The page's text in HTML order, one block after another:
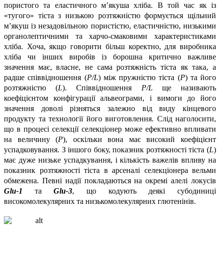
пористого та еластичного м’якуша хліба. В той час як із
«тугого» тіста з низькою розтяжністю формується щільний
м’якуш із незадовільною пористістю, еластичністю, низькими
органолептичними та харчо-смаковими характеристиками
хліба. Хоча, якщо говорити більш коректно, для виробника
хліба чи інших виробів із борошна критично важливе
значення має, власне, не сама розтяжність тіста як така, а
радше співвідношення (P/L) між пружністю тіста (Р) та його
розтяжністю (L). Співвідношення P/L ще називають
коефіцієнтом конфігурації альвеограми, і вимоги до його
значення доволі різняться залежно від виду кінцевого
продукту та технології його виготовлення. Слід наголосити,
що в процесі селекції селекціонер може ефективно впливати
на величину (Р), оскільки вона має високий коефіцієнт
успадковування. З іншого боку, показник розтяжності тіста (L)
має дуже низьке успадкування, і кількість важелів впливу на
показник розтяжності тіста в арсеналі селекціонера вельми
обмежена. Певні надії покладаються на окремі алелі локусів
Glu-1 таGlu-3, що кодують деякі субодиниці
високомолекулярних та низькомолекулярних глютенінів.